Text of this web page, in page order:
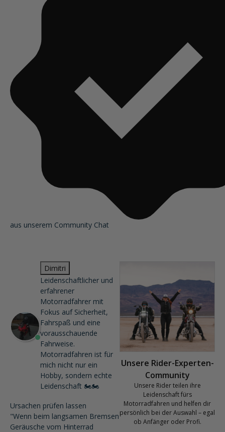
aus unserem Community Chat
Dimitri
Leidenschaftlicher und
erfahrener
Motorradfahrer mit
Fokus auf Sicherheit,
Fahrspaß und eine
vorausschauende
Fahrweise.
Motorradfahren ist für
mich nicht nur ein
Hobby, sondern echte
Leidenschaft 🏍️🏍️
Ursachen prüfen lassen
"Wenn beim langsamen Bremsen
Geräusche vom Hinterrad
Unsere Rider-Experten-
Community
Unsere Rider teilen ihre
Leidenschaft fürs
Motorradfahren und helfen dir
persönlich bei der Auswahl – egal
ob Anfänger oder Profi.